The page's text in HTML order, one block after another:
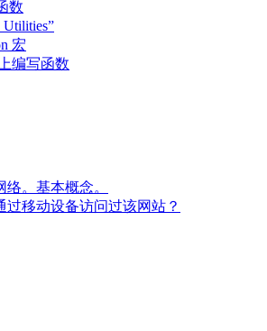
数
宏
编写函数
。基本概念。
过移动设备访问过该网站？